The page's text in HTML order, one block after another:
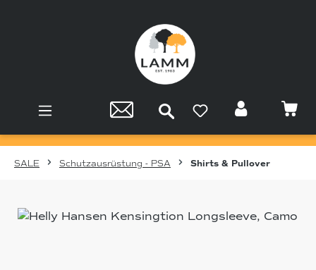
SALE Schutzausrüstung - PSA Shirts & Pullover
Bildergalerie überspringen